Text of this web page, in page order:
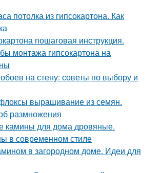
потолка из гипсокартона. Как
пошаговая инструкция.
монтажа гипсокартона на
на стену: советы по выбору и
выращивание из семян.
размножения
камины для дома дровяные.
в современном стиле
в загородном доме. Идеи для